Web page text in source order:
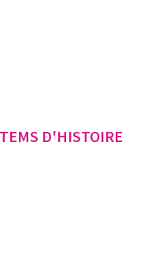
D'HISTOIRE